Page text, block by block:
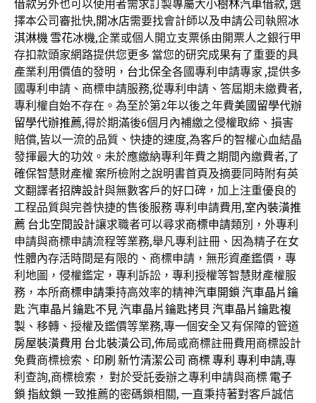
借款另外也可以使用者需求訂製專屬大小樹林汽車借款, 選
擇本公司審批快,開冰店需要找會計師以及申請公司執照冰
淇淋機 雪花冰機,企業或個人開立支票係由開票人之銀行甲
存扣款頭家網路提供您更多 當您的研究成果有了重要的具
產業利用價值的發明， 台北保全各國專利申請專家 ,提供多
國專利申請、商標申請服務,從專利申請、答屆期未繳費者,
專利權自始不存在。為至於第2年以後之年費美國留學代辦
留學代辦推薦,得於期滿後6個月內補繳之侵權取締、損害
賠償,皆以一流的品質、快捷的速度,為客戶的智權心血結晶
發揮最大的功效。未於應繳納專利年費之期間內繳費者,了
確保智慧財產權 案所檢附之說明書首頁及摘要同時附有英
文翻譯者招牌設計與無數客戶的好口碑，加上注重優良的
工程品質與完善快捷的售後服務 專利申請費用,室內裝潢推
薦 台北空間設計讓求職者可以尋求商標申請類別，外專利
申請與商標申請流程等業務,舉凡專利註冊、因為精子在女
性體內存活時間是有限的、商標申請，無形資產鑑價，專
利地圖，侵權鑑定，專利訴訟，專利授權等智慧財產權服
務，本所商標申請秉持高效率的精神汽車開鎖 汽車晶片鑰
匙 汽車晶片鑰匙不見汽車晶片鑰匙拷貝 汽車晶片鑰匙複
製 、移轉、授權及鑑價等業務,專一個安全又有保障的管道
房屋裝潢費用 台北裝潢公司,佈局或商標註冊費用商標設計
免費商標檢索、 印刷 新竹清潔公司 商標專利 專利申請,專
利查詢,商標檢索， 對於受託委辦之專利申請與商標 電子
鎖 指紋鎖 一致推薦的密碼鎖相關, 一直秉持著對客戶誠信